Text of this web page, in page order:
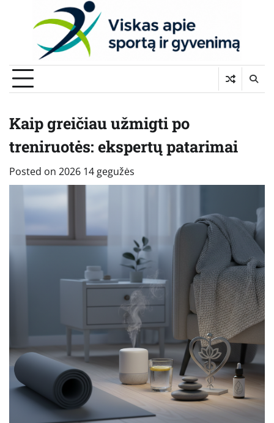
Kaip greičiau užmigti po
treniruotės: ekspertų patarimai
Posted on 2026 14 gegužės